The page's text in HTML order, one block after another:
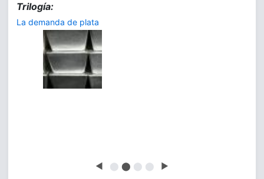
Trilogía:
La demanda de plata
◀ ⬤ ⬤ ⬤ ⬤ ▶